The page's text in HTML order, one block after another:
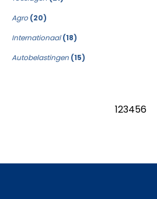
123456
Agro (20)
Internationaal(18)
Autobelastingen (15)